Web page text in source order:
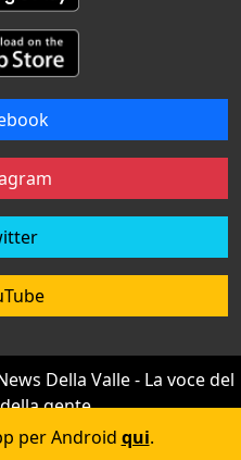
Della Valle - La voce del
gente
efree
per Android qui.